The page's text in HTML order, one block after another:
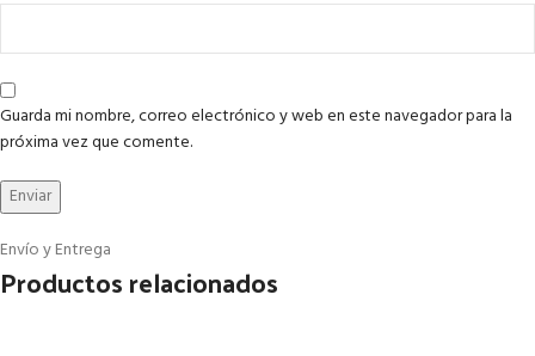
Guarda mi nombre, correo electrónico y web en este navegador para la
próxima vez que comente.
Envío y Entrega
Productos relacionados